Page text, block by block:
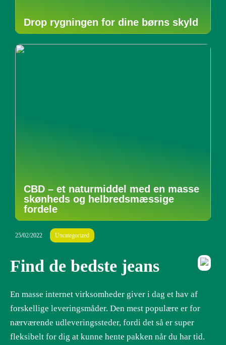
Drop rygningen for dine børns skyld
CBD – et naturmiddel med en masse
skønheds og helbredsmæssige
fordele
25/02/2022 Uncategorized
Find de bedste jeans
En masse internet virksomheder giver i dag et hav af
forskellige leveringsmåder. Den mest populære er for
nærværende udleveringssteder, fordi det så er super
fleksibelt for dig at kunne hente pakken når du har tid.